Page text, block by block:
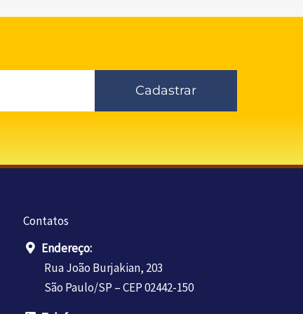
Cadastrar
Contatos
Endereço:
Rua João Burjakian, 203
São Paulo/SP – CEP 02442-150